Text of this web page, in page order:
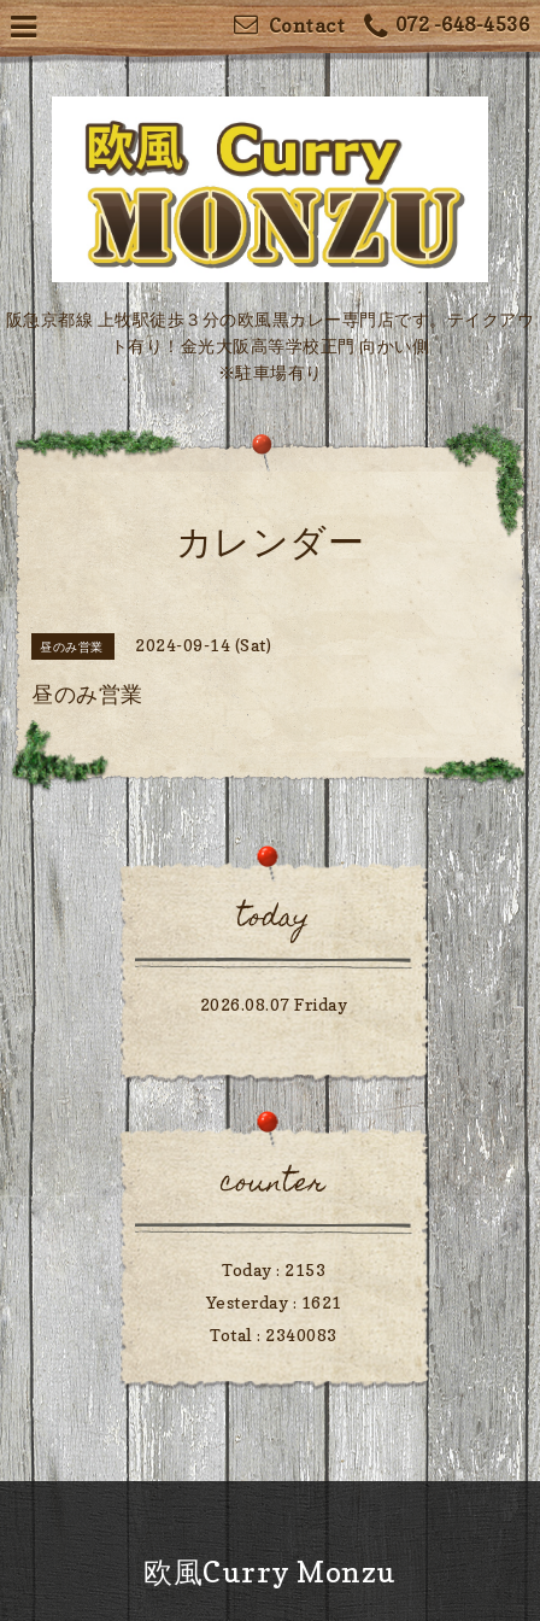
072 -648-4536
Contact
阪急京都線 上牧駅徒歩３分の欧風黒カレー専門店です。テイクアウ
ト有り！金光大阪高等学校正門 向かい側
※駐車場有り
カレンダー
昼のみ営業 2024-09-14 (Sat)
昼のみ営業
today
2026.08.07 Friday
counter
Today : 2153
Yesterday : 1621
Total : 2340083
欧風Curry Monzu